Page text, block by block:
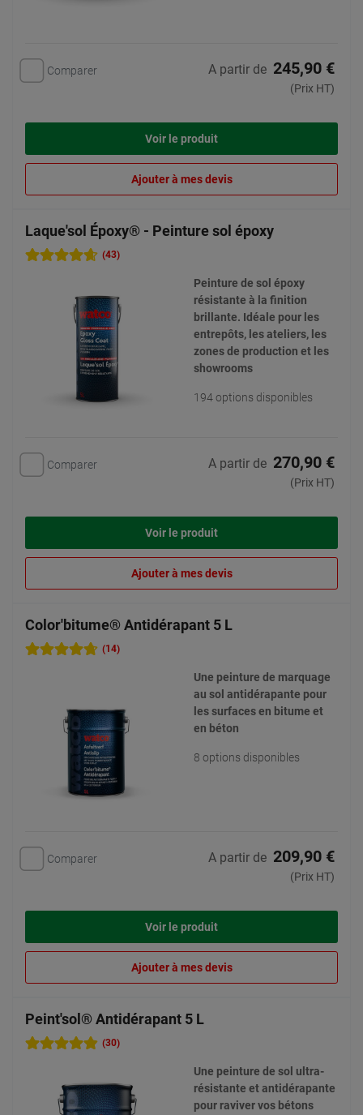
Comparer A partir de 245,90 €
(Prix HT)
Voir le produit
Ajouter à mes devis
Laque'sol Époxy® - Peinture sol époxy
(43)
Peinture de sol époxy
résistante à la finition
brillante. Idéale pour les
entrepôts, les ateliers, les
zones de production et les
showrooms
194 options disponibles
Comparer A partir de 270,90 €
(Prix HT)
Voir le produit
Ajouter à mes devis
Color'bitume® Antidérapant 5 L
(14)
Une peinture de marquage
au sol antidérapante pour
les surfaces en bitume et
en béton
8 options disponibles
Comparer A partir de 209,90 €
(Prix HT)
Voir le produit
Ajouter à mes devis
Peint'sol® Antidérapant 5 L
(30)
Une peinture de sol ultra-
résistante et antidérapante
pour raviver vos bétons